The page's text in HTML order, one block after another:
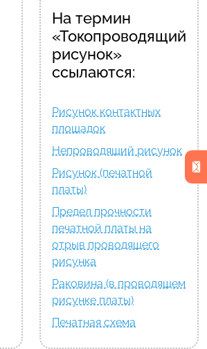
На термин
«Токопроводящий
рисунок»
ссылаются:
Рисунок контактных
площадок
Непроводящий рисунок
Рисунок (печатной
платы)
Предел прочности
печатной платы на
отрыв проводящего
рисунка
Раковина (в проводящем
рисунке платы)
Печатная схема